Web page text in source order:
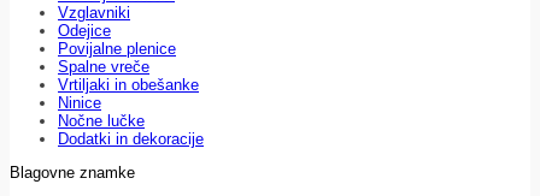
Vzglavniki
Odejice
Povijalne plenice
Spalne vreče
Vrtiljaki in obešanke
Ninice
Nočne lučke
Dodatki in dekoracije
Blagovne znamke